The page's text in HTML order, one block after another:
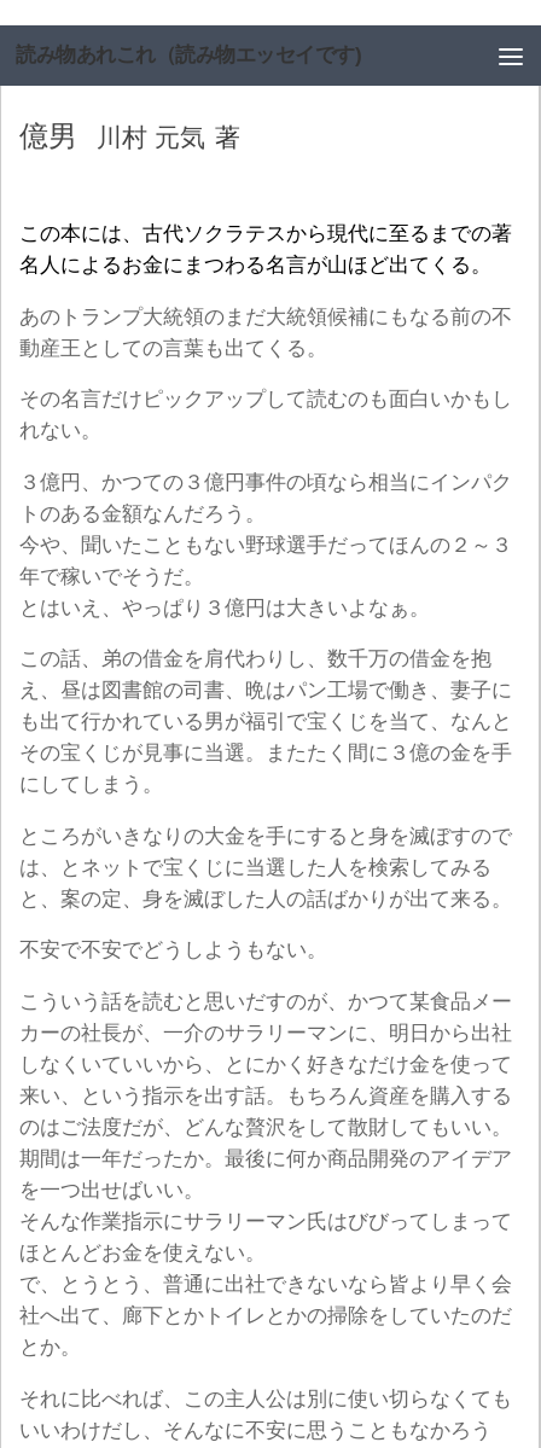
読み物あれこれ（読み物エッセイです)
億男 川村 元気 著
この本には、古代ソクラテスから現代に至るまでの著
名人によるお金にまつわる名言が山ほど出てくる。
あのトランプ大統領のまだ大統領候補にもなる前の不
動産王としての言葉も出てくる。
その名言だけピックアップして読むのも面白いかもし
れない。
３億円、かつての３億円事件の頃なら相当にインパク
トのある金額なんだろう。
今や、聞いたこともない野球選手だってほんの２～３
年で稼いでそうだ。
とはいえ、やっぱり３億円は大きいよなぁ。
この話、弟の借金を肩代わりし、数千万の借金を抱
え、昼は図書館の司書、晩はパン工場で働き、妻子に
も出て行かれている男が福引で宝くじを当て、なんと
その宝くじが見事に当選。またたく間に３億の金を手
にしてしまう。
ところがいきなりの大金を手にすると身を滅ぼすので
は、とネットで宝くじに当選した人を検索してみる
と、案の定、身を滅ぼした人の話ばかりが出て来る。
不安で不安でどうしようもない。
こういう話を読むと思いだすのが、かつて某食品メー
カーの社長が、一介のサラリーマンに、明日から出社
しなくいていいから、とにかく好きなだけ金を使って
来い、という指示を出す話。もちろん資産を購入する
のはご法度だが、どんな贅沢をして散財してもいい。
期間は一年だったか。最後に何か商品開発のアイデア
を一つ出せばいい。
そんな作業指示にサラリーマン氏はびびってしまって
ほとんどお金を使えない。
で、とうとう、普通に出社できないなら皆より早く会
社へ出て、廊下とかトイレとかの掃除をしていたのだ
とか。
それに比べれば、この主人公は別に使い切らなくても
いいわけだし、そんなに不安に思うこともなかろう